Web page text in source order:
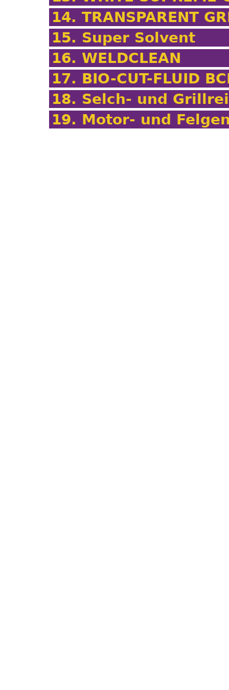
14. TRANSPARENT
15. Super Solvent
16. WELDCLEAN
17. BIO-CUT-FLUID
18. Selch- und
19. Motor- und